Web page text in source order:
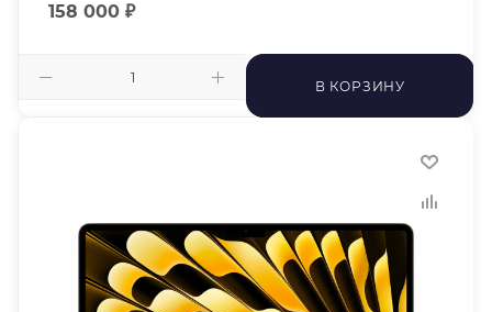
158 000 ₽
В КОРЗИНУ